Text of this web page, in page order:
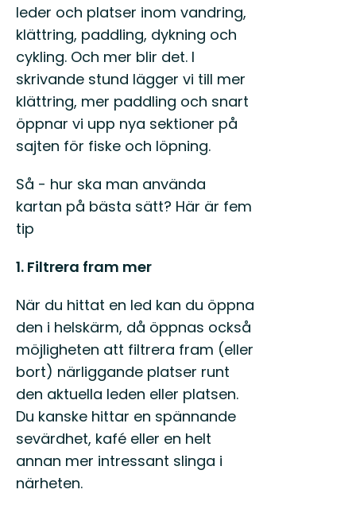
leder och platser inom vandring,
klättring, paddling, dykning och
cykling. Och mer blir det. I
skrivande stund lägger vi till mer
klättring, mer paddling och snart
öppnar vi upp nya sektioner på
sajten för fiske och löpning.
Så - hur ska man använda
kartan på bästa sätt? Här är fem
tip
1. Filtrera fram mer
När du hittat en led kan du öppna
den i helskärm, då öppnas också
möjligheten att filtrera fram (eller
bort) närliggande platser runt
den aktuella leden eller platsen.
Du kanske hittar en spännande
sevärdhet, kafé eller en helt
annan mer intressant slinga i
närheten.